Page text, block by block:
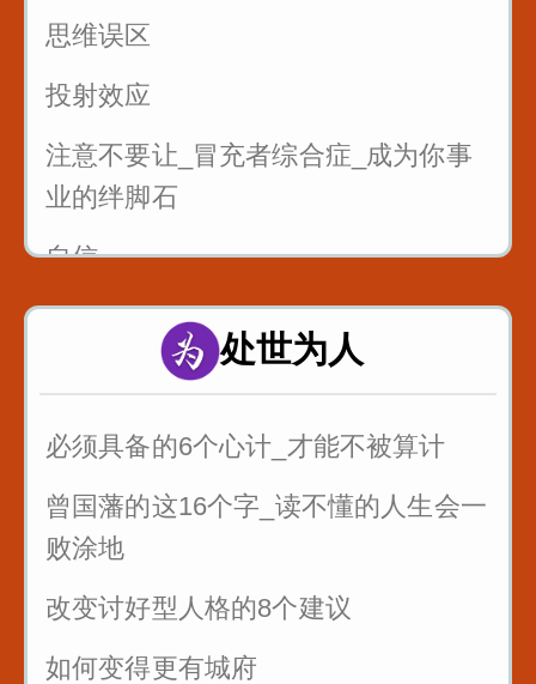
思维误区
投射效应
注意不要让_冒充者综合症_成为你事
业的绊脚石
自信
处世为人
必须具备的6个心计_才能不被算计
曾国藩的这16个字_读不懂的人生会一
败涂地
改变讨好型人格的8个建议
如何变得更有城府